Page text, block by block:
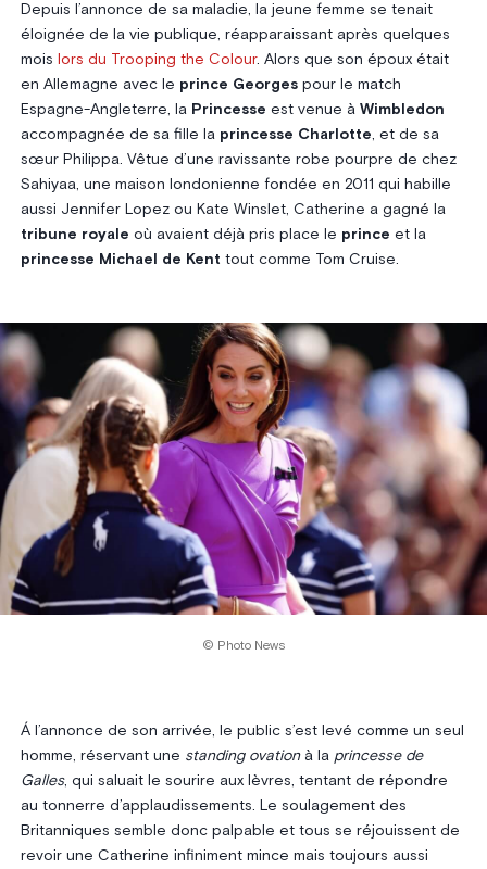
Depuis l’annonce de sa maladie, la jeune femme se tenait
éloignée de la vie publique, réapparaissant après quelques
mois lors du Trooping the Colour. Alors que son époux était
en Allemagne avec le prince Georgespour le match
Espagne-Angleterre, la Princesse est venue à Wimbledon
accompagnée de sa fille la princesse Charlotte, et de sa
sœur Philippa. Vêtue d’une ravissante robe pourpre de chez
Sahiyaa, une maison londonienne fondée en 2011 qui habille
aussi Jennifer Lopez ou Kate Winslet, Catherine a gagné la
tribune royale où avaient déjà pris place le prince et la
princesse Michael de Kent tout comme Tom Cruise.
© Photo News
Á l’annonce de son arrivée, le public s’est levé comme un seul
homme, réservant une standing ovationà la princesse de
Galles, qui saluait le sourire aux lèvres, tentant de répondre
au tonnerre d’applaudissements. Le soulagement des
Britanniques semble donc palpable et tous se réjouissent de
revoir une Catherine infiniment mince mais toujours aussi